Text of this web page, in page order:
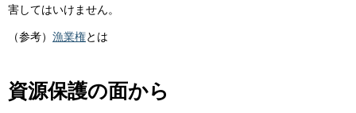
害してはいけません。
（参考） 漁業権とは
資源保護の面から